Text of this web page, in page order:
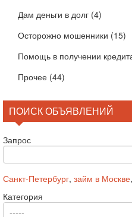
Дам деньги в долг (4)
Осторожно мошенники (15)
Помощь в получении
Прочее (44)
ПОИСК ОБЪЯВЛЕНИЙ
Запрос
Санкт-Петербург, займ в Москве,
Категория